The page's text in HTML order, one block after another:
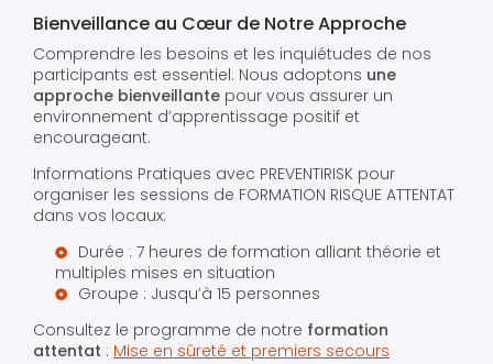
Bienveillance au Cœur de Notre Approche
Comprendre les besoins et les inquiétudes de nos
participants est essentiel. Nous adoptons une
approche bienveillante pour vous assurer un
environnement d’apprentissage positif et
encourageant.
Informations Pratiques avec PREVENTIRISK pour
organiser les sessions de FORMATION RISQUE ATTENTAT
dans vos locaux:
Durée : 7 heures de formation alliant théorie et
multiples mises en situation
Groupe : Jusqu’à 15 personnes
Consultez le programme de notre formation
attentat : Mise en sûreté et premiers secours